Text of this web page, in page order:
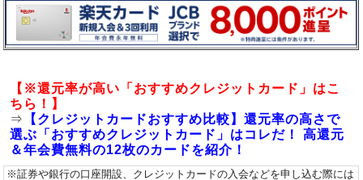
【※還元率が高い「おすすめクレジットカード」はこ
ちら！】
⇒
【クレジットカードおすすめ比較】還元率の高さで
選ぶ「おすすめクレジットカード」はコレだ！ 高還元
＆年会費無料の12枚のカードを紹介！
※証券や銀行の口座開設、クレジットカードの入会などを申し込む際には